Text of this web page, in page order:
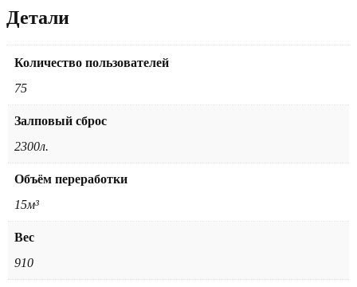
Детали
Количество пользователей
75
Залповый сброс
2300л.
Объём переработки
15м³
Вес
910